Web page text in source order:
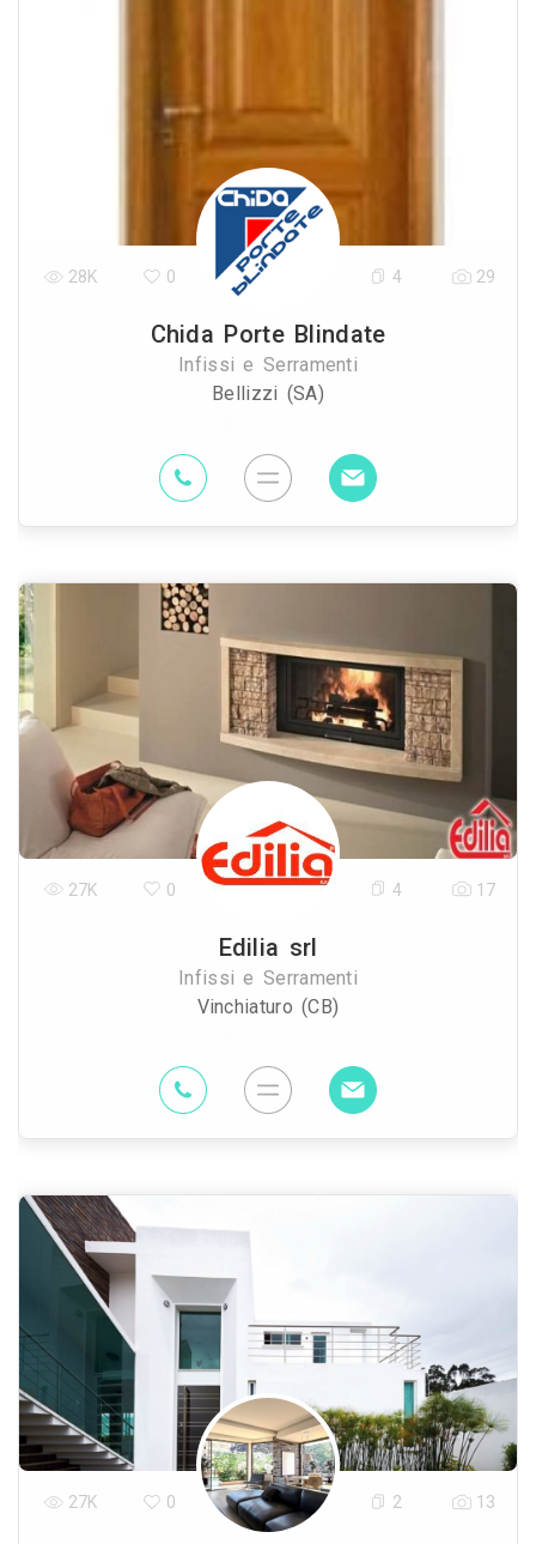
Chida Porte Blindate
Infissi e Serramenti
Bellizzi (SA)
28K 0 4 29
Edilia srl
Infissi e Serramenti
Vinchiaturo (CB)
27K 0 4 17
27K 0 2 13